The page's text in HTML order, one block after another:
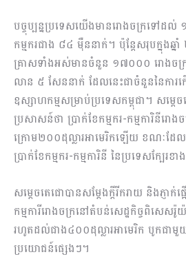
បច្ចុប្បន្នប្រទេសយើងមានរោងចក្រទៅដ
កម្មករជាង ៨៤ ម៉ឺននាក់។ ប៉ុន្ដែសរុបក្នុង
គ្រាសទាំងអស់មានចំនួន ១៧០០០ រោងចក្
លាន ៥ សែននាក់ ដែលនេះជាចំនួននៃកា
ឧស្សាហកម្មសម្រាប់ប្រទេសកម្ពុជា។ សម្តេ
ប្រសាសន៍ថា ប្រាក់ខែកម្មករ-កម្មការិនីរោង
ក្រោម២០០ដុល្លារអាមេរិកឡើយ ខណៈដែ
ប្រាក់ខែកម្មករ-កម្មការិនី នៃប្រទេសក្បែរ
សម្តេចតេជោបានសម្តែងក្តីរីករាយ និងភ្ញាក់
កម្មការីរោងចក្រនៅតំបន់សេដ្ឋកិច្ចពិសេ
រហូតដល់ជាង៤០០ដុល្លារអាមេរិក បូកជាមួ
ប្រយោជន៍ផ្សេងៗ។